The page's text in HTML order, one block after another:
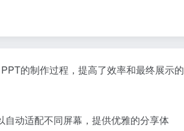
的制作过程，提高了效率和最终展示的
动适配不同屏幕，提供优雅的分享体